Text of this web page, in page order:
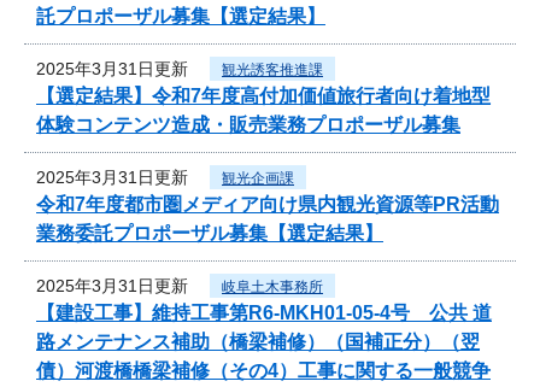
託プロポーザル募集【選定結果】
2025年3月31日更新 観光誘客推進課
【選定結果】令和7年度高付加価値旅行者向け着地型
体験コンテンツ造成・販売業務プロポーザル募集
2025年3月31日更新 観光企画課
令和7年度都市圏メディア向け県内観光資源等PR活動
業務委託プロポーザル募集【選定結果】
2025年3月31日更新 岐阜土木事務所
【建設工事】維持工事第R6-MKH01-05-4号 公共 道
路メンテナンス補助（橋梁補修）（国補正分）（翌
債）河渡橋橋梁補修（その4）工事に関する一般競争